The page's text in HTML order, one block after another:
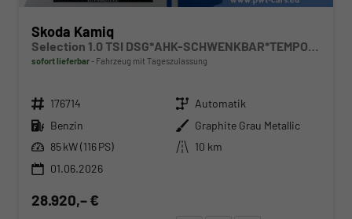
Skoda Kamiq
sofort lieferbar Fahrzeug mit Tageszulassung
Fahrzeugnr. 176714 Getriebe Automatik
Kraftstoff Benzin Außenfarbe Graphite Grau Metallic
Leistung 85 kW (116 PS) Kilometerstand
10 km
01.06.2026
28.920,– €